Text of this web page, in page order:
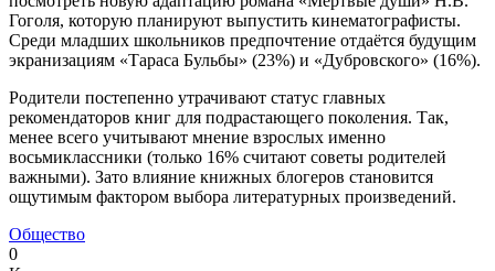
Гоголя, которую планируют выпустить кинематографисты.
Среди младших школьников предпочтение отдаётся будущим
экранизациям «Тараса Бульбы» (23%) и «Дубровского» (16%).
Родители постепенно утрачивают статус главных
рекомендаторов книг для подрастающего поколения. Так,
менее всего учитывают мнение взрослых именно
восьмиклассники (только 16% считают советы родителей
важными). Зато влияние книжных блогеров становится
ощутимым фактором выбора литературных произведений.
Общество
0